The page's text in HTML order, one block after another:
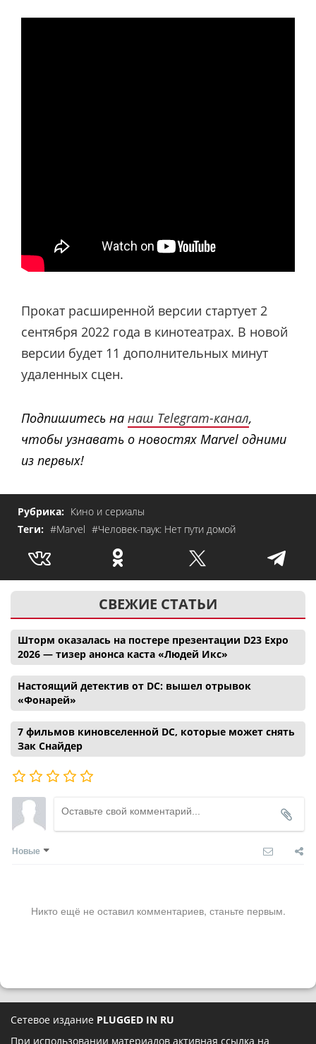
Прокат расширенной версии стартует 2
сентября 2022 года в кинотеатрах. В новой
версии будет 11 дополнительных минут
удаленных сцен.
Подпишитесь на наш Telegram-канал,
чтобы узнавать о новостях Marvel одними
из первых!
Рубрика: Кино и сериалы
Теги: #Marvel #Человек-паук: Нет пути домой
СВЕЖИЕ СТАТЬИ
Шторм оказалась на постере презентации D23 Expo
2026 — тизер анонса каста «Людей Икс»
Настоящий детектив от DC: вышел отрывок
«Фонарей»
7 фильмов киновселенной DC, которые может снять
Зак Снайдер
Новые
Никто ещё не оставил комментариев, станьте первым.
Сетевое издание PLUGGED IN RU
При использовании материалов активная ссылка на